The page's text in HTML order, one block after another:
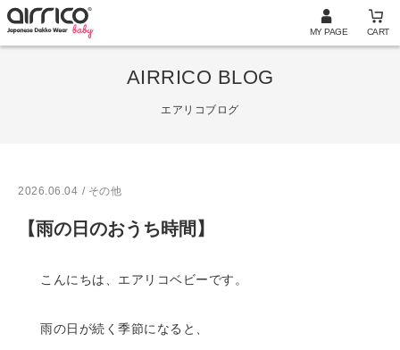
MY PAGE CART
AIRRICO BLOG
エアリコブログ
2026.06.04 / その他
【雨の日のおうち時間】
こんにちは、エアリコベビーです。
雨の日が続く季節になると、